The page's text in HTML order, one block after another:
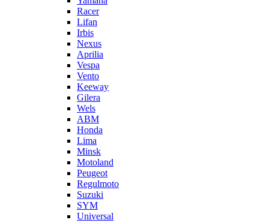
Racer
Lifan
Irbis
Nexus
Aprilia
Vespa
Vento
Keeway
Gilera
Wels
ABM
Honda
Lima
Minsk
Motoland
Peugeot
Regulmoto
Suzuki
SYM
Universal